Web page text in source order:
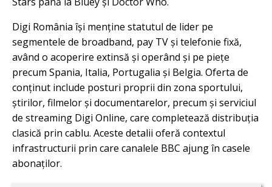
Digi România își menține statutul de lider pe
segmentele de broadband, pay TV și telefonie fixă,
având o acoperire extinsă și operând și pe piețe
precum Spania, Italia, Portugalia și Belgia. Oferta de
conținut include posturi proprii din zona sportului,
știrilor, filmelor și documentarelor, precum și serviciul
de streaming Digi Online, care completează distribuția
clasică prin cablu. Aceste detalii oferă contextul
infrastructurii prin care canalele BBC ajung în casele
abonaților.